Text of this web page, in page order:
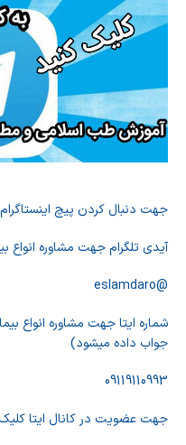
جهت دنبال کردن پیچ اینستاگرام
آیدی تلگرام جهت مشاوره انواع
@eslamdaro
شماره ایتا جهت مشاوره انواع
جواب داده میشود)
09119110993
جهت عضویت در کانال ایتا